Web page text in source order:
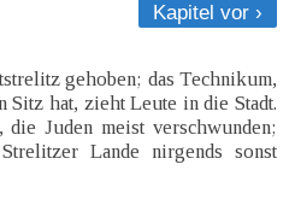
Kapitel vor ›
gehoben; das Technikum,
Sitz hat, zieht Leute in die Stadt.
Juden meist verschwunden;
Lande nirgends sonst